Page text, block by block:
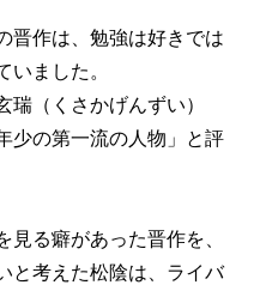
晋作は、勉強は好きでは
いました。
（くさかげんずい）
少の第一流の人物」と評
見る癖があった晋作を、
と考えた松陰は、ライバ